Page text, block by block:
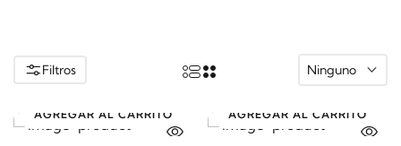
Filtros Ninguno
AGREGAR AL CARRITO AGREGAR AL CARRITO